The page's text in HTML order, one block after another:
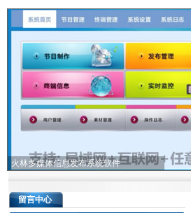
火林多媒体信息发布系统软件
留言中心